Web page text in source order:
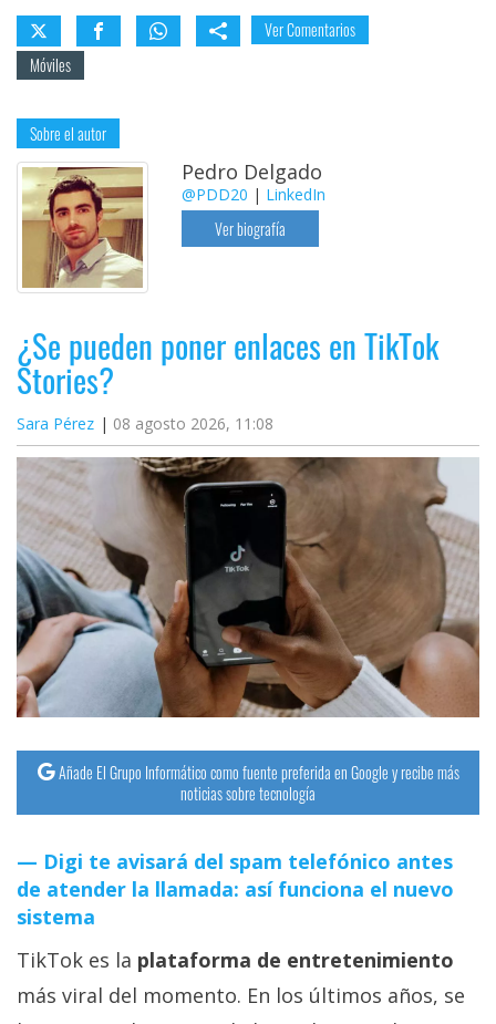
Ver Comentarios
Móviles
Sobre el autor
Pedro Delgado
@PDD20 | LinkedIn
Ver biografía
¿Se pueden poner enlaces en TikTok
Stories?
Sara Pérez 08 agosto 2026, 11:08
Añade El Grupo Informático como fuente preferida en Google y recibe más
noticias sobre tecnología
Digi te avisará del spam telefónico antes
de atender la llamada: así funciona el nuevo
sistema
TikTok es la plataforma de entretenimiento
más viral del momento. En los últimos años, se